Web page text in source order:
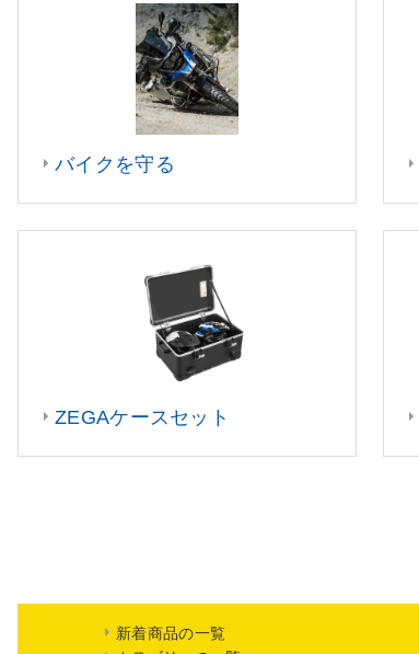
バイクを守る
ZEGAケースセット
新着商品の一覧